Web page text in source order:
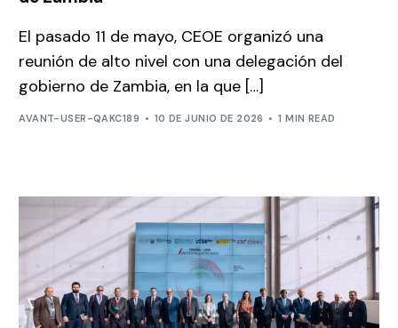
El pasado 11 de mayo, CEOE organizó una
reunión de alto nivel con una delegación del
gobierno de Zambia, en la que […]
AVANT-USER-QAKC189 10 DE JUNIO DE 2026 1 MIN READ